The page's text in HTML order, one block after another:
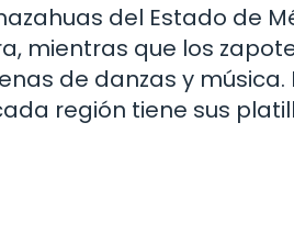
del Estado de
mientras que los
de danzas y
región tiene sus